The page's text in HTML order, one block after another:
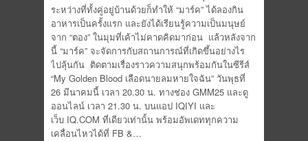
ระหว่างที่ทั้งคู่อยู่บ้านด้วยก็ทำให้ “มาร์ค” ได้ลองกิน
อาหารเป็นครั้งแรก และยังได้เรียนรู้ความเป็นมนุษย์
จาก “ตอง” ในมุมที่เค้าไม่คาดคิดมาก่อน แล้วหลังจาก
นี้ “มาร์ค” จะจัดการกับสถานการณ์ที่เกิดขึ้นอย่างไร
ไปลุ้นกัน ติดตามเรื่องราวความสนุกพร้อมกันในซีรีส์
“My Golden Blood เลือดนายลมหายใจฉัน” วันพุธที่
26 มีนาคมนี้ เวลา 20.30 น. ทางช่อง GMM25 และดู
ออนไลน์ เวลา 21.30 น. บนแอป IQIYI และ
เว็บ IQ.COM ที่เดียวเท่านั้น พร้อมอัพเดททุกความ
เคลื่อนไหวได้ที่ FB &…